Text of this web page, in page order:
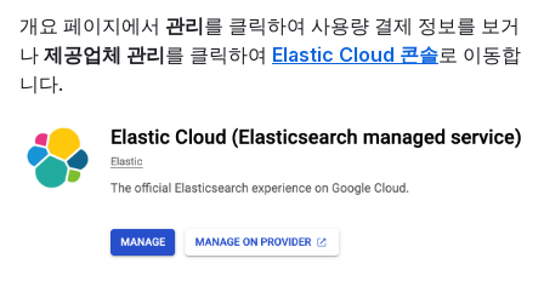
개요 페이지에서 관리를 클릭하여 사용량 결제 정보를 보거
나 제공업체 관리를 클릭하여 Elastic Cloud 콘솔로 이동합
니다.